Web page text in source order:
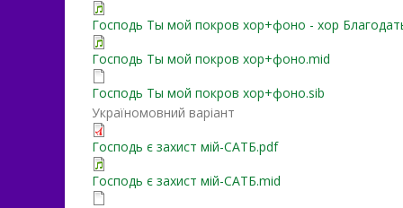
Господь Ты мой покров хор+фоно - хор
Господь Ты мой покров хор+фоно.mid
Господь Ты мой покров хор+фоно.sib
Україномовний варіант
Господь є захист мій-САТБ.pdf
Господь є захист мій-САТБ.mid